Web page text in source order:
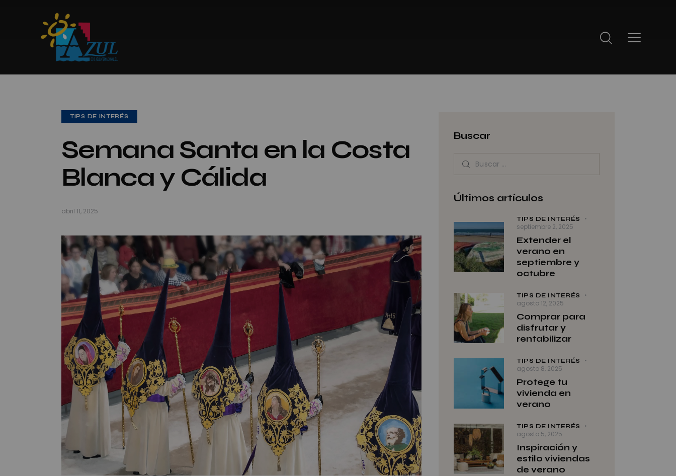
TIPS DE INTERÉS
Semana Santa en la Costa
Blanca y Cálida
abril 11, 2025
Buscar
Últimos artículos
TIPS DE INTERÉS
septiembre 2, 2025
Extender el
verano en
septiembre y
octubre
TIPS DE INTERÉS
agosto 12, 2025
Comprar para
disfrutar y
rentabilizar
TIPS DE INTERÉS
agosto 8, 2025
Protege tu
vivienda en
verano
TIPS DE INTERÉS
agosto 5, 2025
Inspiración y
estilo viviendas
de verano